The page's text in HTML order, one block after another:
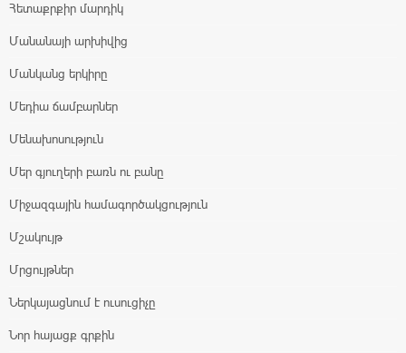
Հետաքրքիր մարդիկ
Մանանայի արխիվից
Մանկանց երկիրը
Մեդիա ճամբարներ
Մենախոսություն
Մեր գյուղերի բառն ու բանը
Միջազգային համագործակցություն
Մշակույթ
Մրցույթներ
Ներկայացնում է ուսուցիչը
Նոր հայացք գրքին